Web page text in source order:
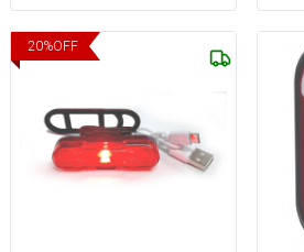
20%OFF